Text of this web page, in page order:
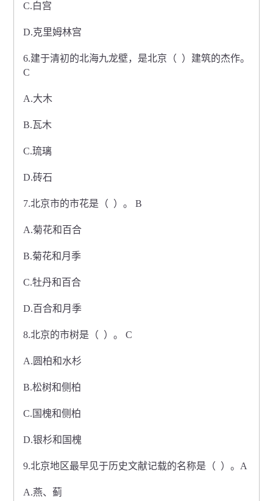
C.白宫
D.克里姆林宫
6.建于清初的北海九龙壁，是北京（ ）建筑的杰作。
C
A.大木
B.瓦木
C.琉璃
D.砖石
7.北京市的市花是（ ）。 B
A.菊花和百合
B.菊花和月季
C.牡丹和百合
D.百合和月季
8.北京的市树是（ ）。 C
A.圆柏和水杉
B.松树和侧柏
C.国槐和侧柏
D.银杉和国槐
9.北京地区最早见于历史文献记载的名称是（ ）。A
A.燕、蓟